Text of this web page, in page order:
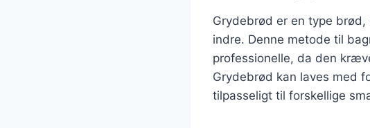
Grydebrød er en type
indre. Denne metode til
professionelle, da den
Grydebrød kan laves med
tilpasseligt til forskellige